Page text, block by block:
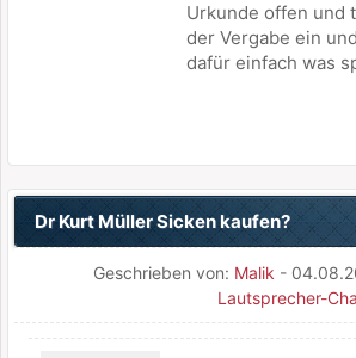
Urkunde offen und
der Vergabe ein
dafür einfach was
Dr Kurt Müller Sicken kaufen?
Geschrieben von: Malik -
Lautsprecher-